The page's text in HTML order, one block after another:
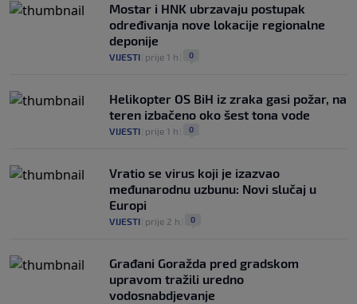
Mostar i HNK ubrzavaju postupak
određivanja nove lokacije regionalne
deponije
VIJESTI prije 1 h 0
Helikopter OS BiH iz zraka gasi požar, na
teren izbačeno oko šest tona vode
VIJESTI prije 1 h 0
Vratio se virus koji je izazvao
međunarodnu uzbunu: Novi slučaj u
Europi
VIJESTI prije 2 h 0
Građani Goražda pred gradskom
upravom tražili uredno
vodosnabdjevanje